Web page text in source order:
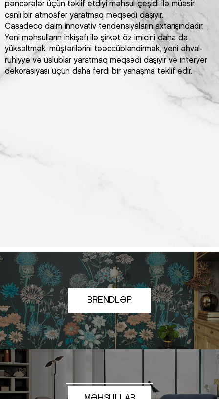
pəncərələr üçün təklif etdiyi məhsul çeşidi ilə müasir,
canlı bir atmosfer yaratmaq məqsədi daşıyır.
Casadeco daim innovativ tendensiyaların axtarışındadır.
Yeni məhsulların inkişafı ilə şirkət öz imicini daha da
yüksəltmək, müştərilərini təəccübləndirmək, yeni əhval-
ruhiyyə və üslublar yaratmaq məqsədi daşıyır və interyer
dekorasiyası üçün daha fərdi bir yanaşma təklif edir.
BRENDLƏR